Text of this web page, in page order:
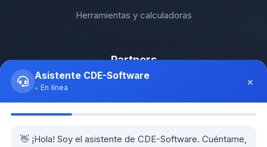
Herramientas y calculadoras
Partners
Asistente CDE-Software
En línea ×
👋 ¡Hola! Soy el asistente de CDE-Software. Cuéntame,